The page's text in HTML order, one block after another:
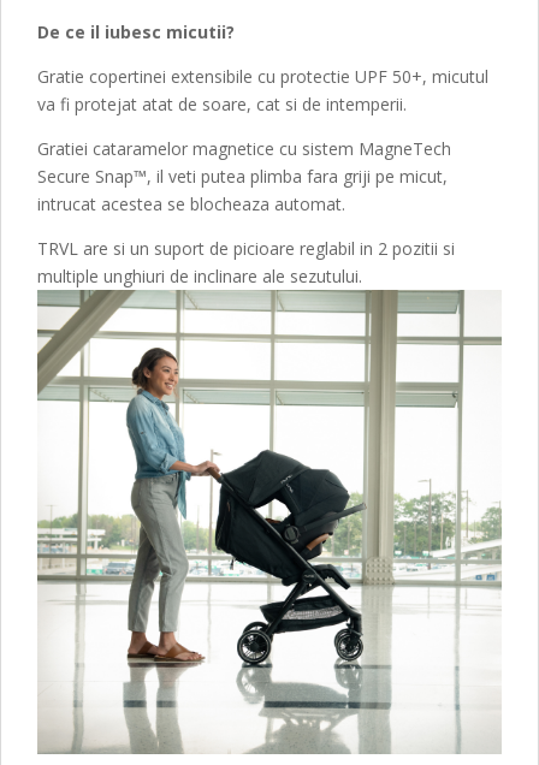
De ce il iubesc micutii?
Gratie copertinei extensibile cu protectie UPF 50+, micutul
va fi protejat atat de soare, cat si de intemperii.
Gratiei cataramelor magnetice cu sistem MagneTech
Secure Snap™, il veti putea plimba fara griji pe micut,
intrucat acestea se blocheaza automat.
TRVL are si un suport de picioare reglabil in 2 pozitii si
multiple unghiuri de inclinare ale sezutului.